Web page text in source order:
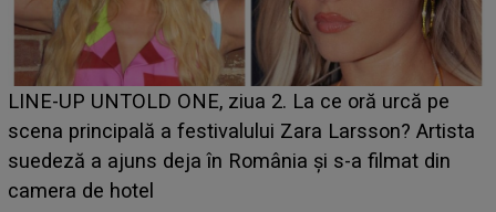
LINE-UP UNTOLD ONE, ziua 2. La ce oră urcă pe
scena principală a festivalului Zara Larsson? Artista
suedeză a ajuns deja în România și s-a filmat din
camera de hotel